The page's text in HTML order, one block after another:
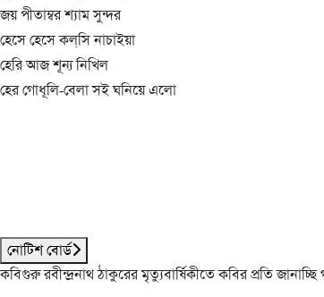
জয় পীতাম্বর শ্যাম সুন্দর
হেসে হেসে কল্‌সি নাচাইয়া
হেরি আজ শূন্য নিখিল
হের গোধূলি-বেলা সই ঘনিয়ে এলো
নোটিশ বোর্ড
কবিগুরু রবীন্দ্রনাথ ঠাকুরের মৃত্যুবার্ষিকীতে কবির প্রতি